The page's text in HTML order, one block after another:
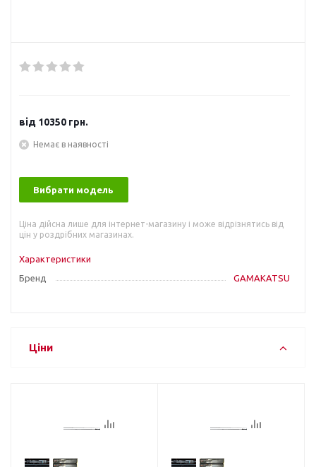
від 10350 грн.
Немає в наявності
Вибрати модель
Ціна дійсна лише для інтернет-магазину і може відрізнятись від
цін у роздрібних магазинах.
Характеристики
Бренд
GAMAKATSU
Ціни